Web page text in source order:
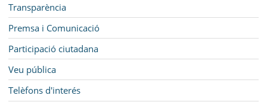
Transparència
Premsa i Comunicació
Participació ciutadana
Veu pública
Telèfons d'interés